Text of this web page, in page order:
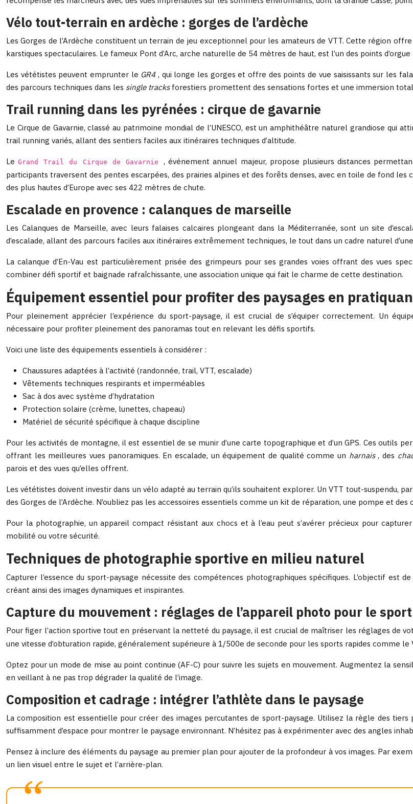
Vélo tout-terrain en ardèche : gorges de l’ardèche
Les Gorges de l’Ardèche constituent un terrain de jeu exceptionnel pour les amateurs de VTT. Cette région
karstiques spectaculaires. Le fameux Pont d’Arc, arche naturelle de 54 mètres de haut, est l’un des points
Les vététistes peuvent emprunter le GR4, qui longe les gorges et offre des points de vue saisissants sur les
des parcours techniques dans les single tracks forestiers promettent des sensations fortes et une immersion
Trail running dans les pyrénées : cirque de gavarnie
Le Cirque de Gavarnie, classé au patrimoine mondial de l’UNESCO, est un amphithéâtre naturel grandiose
trail running variés, allant des sentiers faciles aux itinéraires techniques d’altitude.
LeGrand Trail du Cirque de Gavarnie, événement annuel majeur, propose plusieurs distances
participants traversent des pentes escarpées, des prairies alpines et des forêts denses, avec en toile de fond les
des plus hautes d’Europe avec ses 422 mètres de chute.
Escalade en provence : calanques de marseille
Les Calanques de Marseille, avec leurs falaises calcaires plongeant dans la Méditerranée, sont un site
d’escalade, allant des parcours faciles aux itinéraires extrêmement techniques, le tout dans un cadre naturel
La calanque d’En-Vau est particulièrement prisée des grimpeurs pour ses grandes voies offrant des vues
combiner défi sportif et baignade rafraîchissante, une association unique qui fait le charme de cette destination.
Équipement essentiel pour profiter des paysages en
Pour pleinement apprécier l’expérience du sport-paysage, il est crucial de s’équiper correctement. Un
nécessaire pour profiter pleinement des panoramas tout en relevant les défis sportifs.
Voici une liste des équipements essentiels à considérer :
Chaussures adaptées à l’activité (randonnée, trail, VTT, escalade)
Vêtements techniques respirants et imperméables
Sac à dos avec système d’hydratation
Protection solaire (crème, lunettes, chapeau)
Matériel de sécurité spécifique à chaque discipline
Pour les activités de montagne, il est essentiel de se munir d’une carte topographique et d’un GPS. Ces outils
offrant les meilleures vues panoramiques. En escalade, un équipement de qualité comme un harnais, des
parois et des vues qu’elles offrent.
Les vététistes doivent investir dans un vélo adapté au terrain qu’ils souhaitent explorer. Un VTT tout-
des Gorges de l’Ardèche. N’oubliez pas les accessoires essentiels comme un kit de réparation, une pompe et des
Pour la photographie, un appareil compact résistant aux chocs et à l’eau peut s’avérer précieux pour
mobilité ou votre sécurité.
Techniques de photographie sportive en milieu naturel
Capturer l’essence du sport-paysage nécessite des compétences photographiques spécifiques. L’objectif est
créant ainsi des images dynamiques et inspirantes.
Capture du mouvement : réglages de l’appareil photo pour le sport
Pour figer l’action sportive tout en préservant la netteté du paysage, il est crucial de maîtriser les réglages de
une vitesse d’obturation rapide, généralement supérieure à 1/500e de seconde pour les sports rapides comme le
Optez pour un mode de mise au point continue (AF-C) pour suivre les sujets en mouvement. Augmentez la
en veillant à ne pas trop dégrader la qualité de l’image.
Composition et cadrage : intégrer l’athlète dans le paysage
La composition est essentielle pour créer des images percutantes de sport-paysage. Utilisez la règle des
suffisamment d’espace pour montrer le paysage environnant. N’hésitez pas à expérimenter avec des angles
Pensez à inclure des éléments du paysage au premier plan pour ajouter de la profondeur à vos images. Par
un lien visuel entre le sujet et l’arrière-plan.